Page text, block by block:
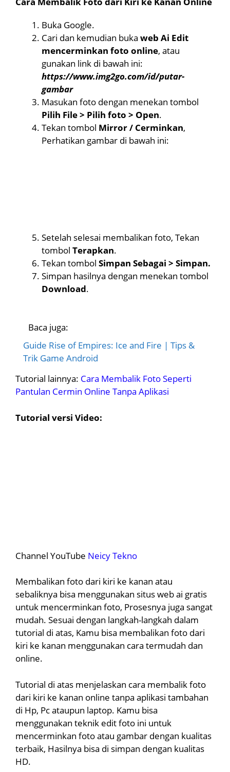
Buka Google.
Cari dan kemudian buka web Ai Edit
mencerminkan foto online, atau
gunakan link di bawah ini:
https://www.img2go.com/id/putar-
gambar
Masukan foto dengan menekan tombol
Pilih File > Pilih foto > Open.
Tekan tombol Mirror / Cerminkan,
Perhatikan gambar di bawah ini:
Setelah selesai membalikan foto, Tekan
tombol Terapkan.
Tekan tombol Simpan Sebagai > Simpan.
Simpan hasilnya dengan menekan tombol
Download.
Baca juga:
Guide Rise of Empires: Ice and Fire | Tips &
Trik Game Android
Tutorial lainnya: Cara Membalik Foto Seperti
Pantulan Cermin Online Tanpa Aplikasi
Tutorial versi Video:
Channel YouTube Neicy Tekno
Membalikan foto dari kiri ke kanan atau
sebaliknya bisa menggunakan situs web ai gratis
untuk mencerminkan foto, Prosesnya juga sangat
mudah. Sesuai dengan langkah-langkah dalam
tutorial di atas, Kamu bisa membalikan foto dari
kiri ke kanan menggunakan cara termudah dan
online.
Tutorial di atas menjelaskan cara membalik foto
dari kiri ke kanan online tanpa aplikasi tambahan
di Hp, Pc ataupun laptop. Kamu bisa
menggunakan teknik edit foto ini untuk
mencerminkan foto atau gambar dengan kualitas
terbaik, Hasilnya bisa di simpan dengan kualitas
HD.